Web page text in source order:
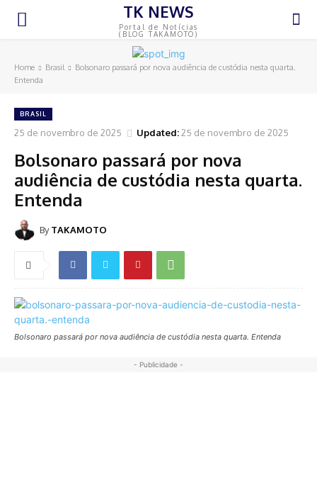
TK NEWS
Portal de Notícias
(BLOG TAKAMOTO)
Home Brasil
Bolsonaro passará por nova audiência de custódia nesta quarta.
Entenda
BRASIL
25 de novembro de 2025 Updated:25 de novembro de 2025
Bolsonaro passará por nova
audiência de custódia nesta quarta.
Entenda
By TAKAMOTO
Bolsonaro passará por nova audiência de custódia nesta quarta. Entenda
- Publicidade -